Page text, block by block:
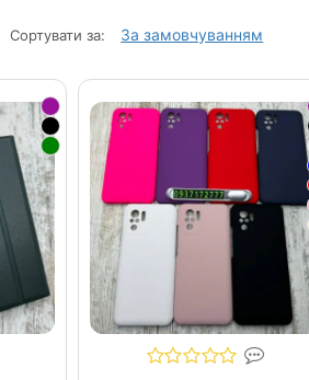
Сортувати за: За замовчуванням